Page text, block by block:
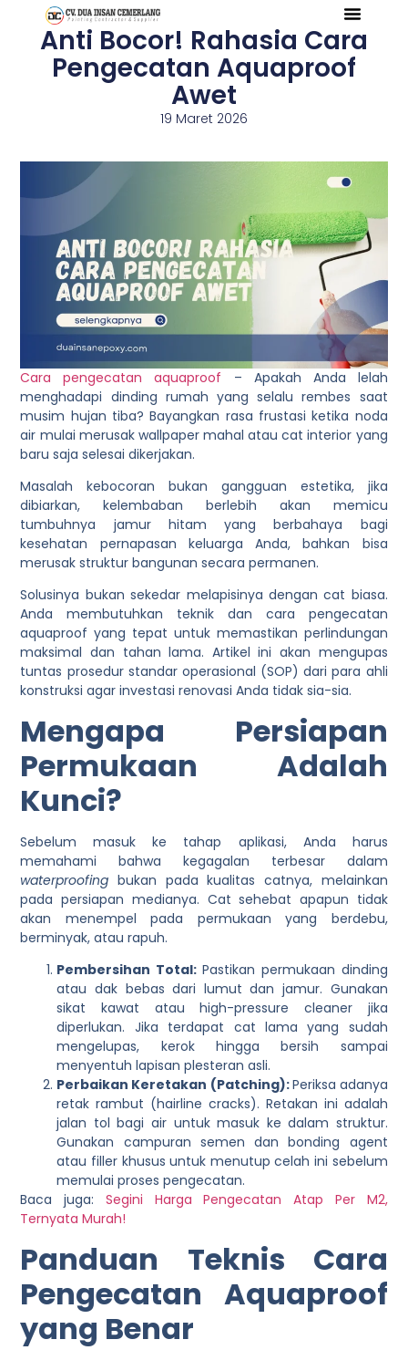
Anti Bocor! Rahasia Cara
Pengecatan Aquaproof
Awet
19 Maret 2026
Cara pengecatan aquaproof – Apakah Anda lelah
menghadapi dinding rumah yang selalu rembes saat
musim hujan tiba? Bayangkan rasa frustasi ketika noda
air mulai merusak wallpaper mahal atau cat interior yang
baru saja selesai dikerjakan.
Masalah kebocoran bukan gangguan estetika, jika
dibiarkan, kelembaban berlebih akan memicu
tumbuhnya jamur hitam yang berbahaya bagi
kesehatan pernapasan keluarga Anda, bahkan bisa
merusak struktur bangunan secara permanen.
Solusinya bukan sekedar melapisinya dengan cat biasa.
Anda membutuhkan teknik dan cara pengecatan
aquaproof yang tepat untuk memastikan perlindungan
maksimal dan tahan lama. Artikel ini akan mengupas
tuntas prosedur standar operasional (SOP) dari para ahli
konstruksi agar investasi renovasi Anda tidak sia-sia.
Mengapa Persiapan
Permukaan Adalah
Kunci?
Sebelum masuk ke tahap aplikasi, Anda harus
memahami bahwa kegagalan terbesar dalam
waterproofing bukan pada kualitas catnya, melainkan
pada persiapan medianya. Cat sehebat apapun tidak
akan menempel pada permukaan yang berdebu,
berminyak, atau rapuh.
Pembersihan Total: Pastikan permukaan dinding
atau dak bebas dari lumut dan jamur. Gunakan
sikat kawat atau high-pressure cleaner jika
diperlukan. Jika terdapat cat lama yang sudah
mengelupas, kerok hingga bersih sampai
menyentuh lapisan plesteran asli.
Perbaikan Keretakan (Patching):Periksa adanya
retak rambut (hairline cracks). Retakan ini adalah
jalan tol bagi air untuk masuk ke dalam struktur.
Gunakan campuran semen dan bonding agent
atau filler khusus untuk menutup celah ini sebelum
memulai proses pengecatan.
Baca juga: Segini Harga Pengecatan Atap Per M2,
Ternyata Murah!
Panduan Teknis Cara
Pengecatan Aquaproof
yang Benar